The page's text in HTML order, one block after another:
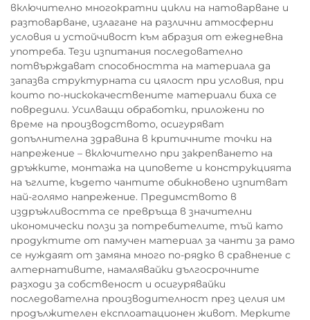
включително многократни цикли на натоварване и
разтоварване, излагане на различни атмосферни
условия и устойчивост към абразия от ежедневна
употреба. Тези изпитания последователно
потвърждават способността на материала да
запазва структурната си цялост при условия, при
които по-нискокачествените материали биха се
повредили. Усилващи обработки, приложени по
време на производството, осигуряват
допълнителна здравина в критичните точки на
напрежение – включително при закрепването на
дръжките, монтажа на циповете и конструкцията
на ъглите, където чантите обикновено изпитват
най-голямо напрежение. Предимството в
издръжливостта се превръща в значителни
икономически ползи за потребителите, тъй като
продуктите от памучен материал за чанти за рамо
се нуждаят от замяна много по-рядко в сравнение с
алтернативите, намалявайки дългосрочните
разходи за собственост и осигурявайки
последователна производителност през целия им
продължителен експлоатационен живот. Мерките